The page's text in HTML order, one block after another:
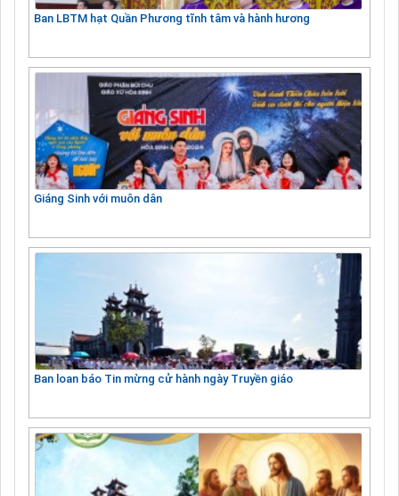
Ban LBTM hạt Quần Phương tĩnh tâm và hành hương
Giáng Sinh với muôn dân
Ban loan báo Tin mừng cử hành ngày Truyền giáo